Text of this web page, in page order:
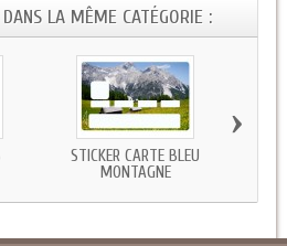
LA MÊME CATÉGORIE :
STICKER CARTE BLEU
MONTAGNE
›